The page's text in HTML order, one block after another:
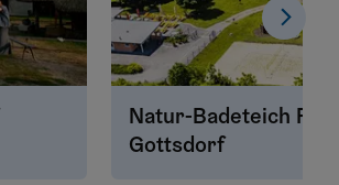
Natur-Badeteich
Gottsdorf